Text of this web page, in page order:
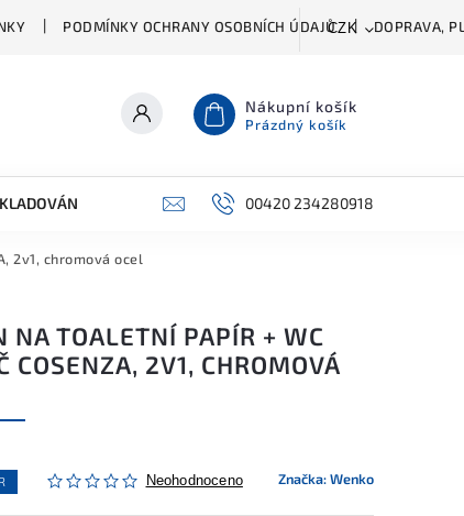
PODMÍNKY OCHRANY OSOBNÍCH ÚDAJŮ DOPRAVA,
CZK
Nákupní košík
Prázdný košík
A ČIŠTĚNÍ PŘÍSLUŠENSTVÍ
00420 234280918
2v1, chromová ocel
NA TOALETNÍ PAPÍR + WC
COSENZA, 2V1, CHROMOVÁ
Neohodnoceno Značka:Wenko